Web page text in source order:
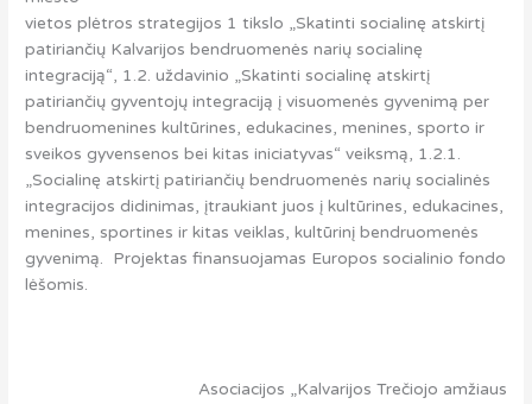
vietos plėtros strategijos 1 tikslo „Skatinti socialinę atskirtį
patiriančių Kalvarijos bendruomenės narių socialinę
integraciją“, 1.2. uždavinio „Skatinti socialinę atskirtį
patiriančių gyventojų integraciją į visuomenės gyvenimą per
bendruomenines kultūrines, edukacines, menines, sporto ir
sveikos gyvensenos bei kitas iniciatyvas“ veiksmą, 1.2.1.
„Socialinę atskirtį patiriančių bendruomenės narių socialinės
integracijos didinimas, įtraukiant juos į kultūrines, edukacines,
menines, sportines ir kitas veiklas, kultūrinį bendruomenės
gyvenimą. Projektas finansuojamas Europos socialinio fondo
lėšomis.
Asociacijos „Kalvarijos Trečiojo amžiaus